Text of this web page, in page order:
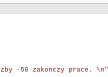
-50 zakonczy prace. \n"